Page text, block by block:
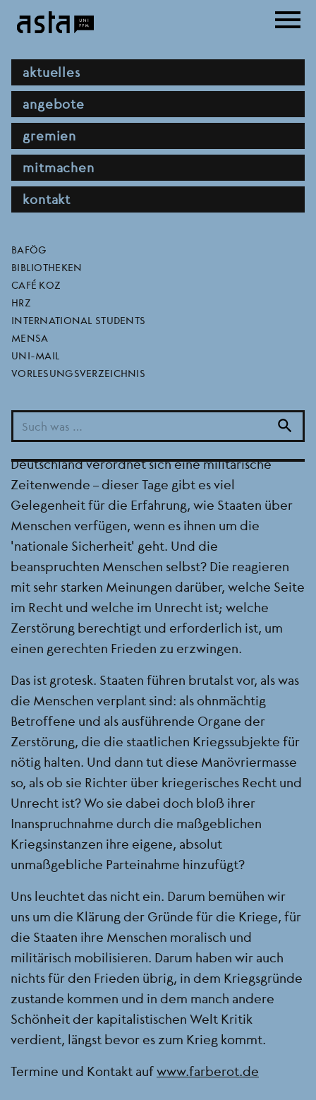
zum
hauptnavigation
aktuelles
angebote
gremien
mitmachen
kontakt
direktlinks
BAFÖG
BIBLIOTHEKEN
CAFÉ KOZ
HRZ
INTERNATIONAL STUDENTS
MENSA
UNI-MAIL
VORLESUNGSVERZEICHNIS
search
menu
farberot – abweichende
argumente frankfurt am
main
BEREICH
LESEKREISE UND ANDERE REGELMÄSSIGE TERMINE
SEMESTER
2022/2023 WINTERSEMESTER
schickt ihre Soldaten fürs Vaterland in die
Schlacht, NATO-Staaten liefern Waffen,
Deutschland verordnet sich eine militärische
Zeitenwende – dieser Tage gibt es viel
Gelegenheit für die Erfahrung, wie Staaten über
Menschen verfügen, wenn es ihnen um die
‚nationale Sicherheit‘ geht. Und die
beanspruchten Menschen selbst? Die reagieren
mit sehr starken Meinungen darüber, welche Seite
im Recht und welche im Unrecht ist; welche
Zerstörung berechtigt und erforderlich ist, um
einen gerechten Frieden zu erzwingen.
Das ist grotesk. Staaten führen brutalst vor, als was
die Menschen verplant sind: als ohnmächtig
Betroffene und als ausführende Organe der
Zerstörung, die die staatlichen Kriegssubjekte für
nötig halten. Und dann tut diese Manövriermasse
so, als ob sie Richter über kriegerisches Recht und
Unrecht ist? Wo sie dabei doch bloß ihrer
Inanspruchnahme durch die maßgeblichen
Kriegsinstanzen ihre eigene, absolut
unmaßgebliche Parteinahme hinzufügt?
Uns leuchtet das nicht ein. Darum bemühen wir
uns um die Klärung der Gründe für die Kriege, für
die Staaten ihre Menschen moralisch und
militärisch mobilisieren. Darum haben wir auch
nichts für den Frieden übrig, in dem Kriegsgründe
zustande kommen und in dem manch andere
Schönheit der kapitalistischen Welt Kritik
verdient, längst bevor es zum Krieg kommt.
Termine und Kontakt aufwww.farberot.de